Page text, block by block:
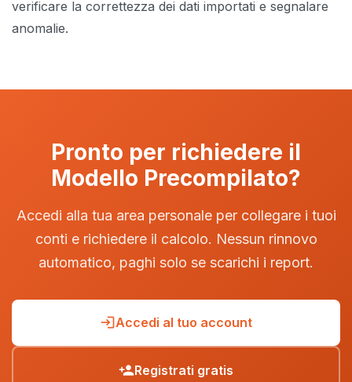
verificare la correttezza dei dati importati e segnalare
anomalie.
Pronto per richiedere il
Modello Precompilato?
Accedi alla tua area personale per collegare i tuoi
conti e richiedere il calcolo. Nessun rinnovo
automatico, paghi solo se scarichi i report.
loginAccedi al tuo account
person_addRegistrati gratis